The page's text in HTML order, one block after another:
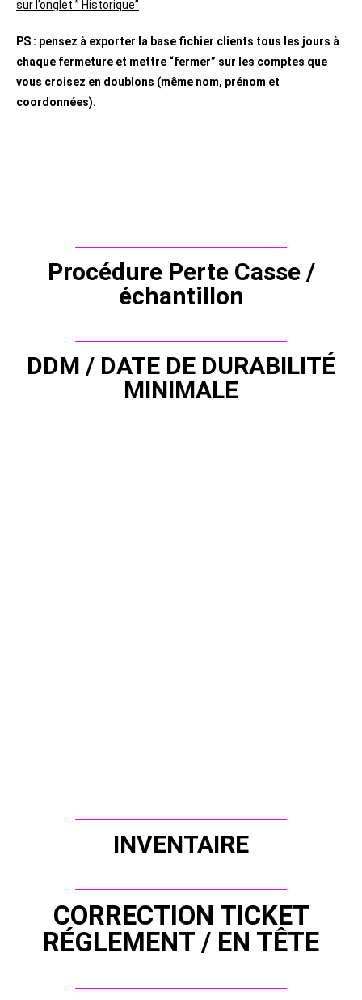
sur l’onglet ” Historique”
PS : pensez à exporter la base fichier clients tous les jours à
chaque fermeture et mettre “fermer” sur les comptes que
vous croisez en doublons (même nom, prénom et
coordonnées).
Procédure Perte Casse /
échantillon
DDM / DATE DE DURABILITÉ
MINIMALE
INVENTAIRE
CORRECTION TICKET
RÉGLEMENT / EN TÊTE